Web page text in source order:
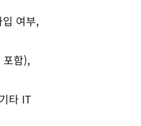
여부,
포함),
타 IT